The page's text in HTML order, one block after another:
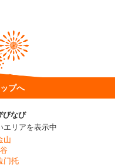
プへ
びなび
エリアを表示中
山
门托